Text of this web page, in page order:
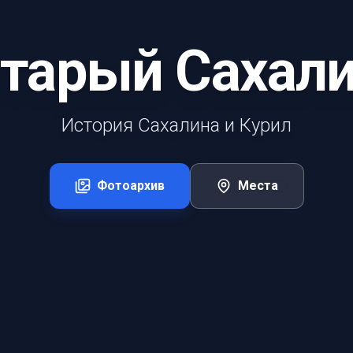
История Сахалина и Курил
Фотоархив Места